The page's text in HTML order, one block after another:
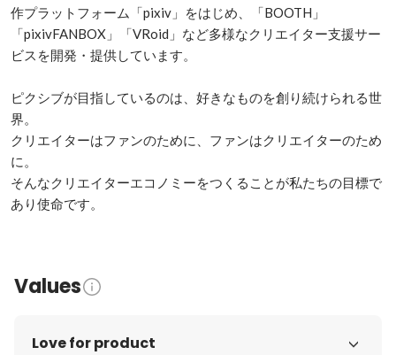
作プラットフォーム「pixiv」をはじめ、「BOOTH」
「pixivFANBOX」「VRoid」など多様なクリエイター支援サー
ビスを開発・提供しています。
ピクシブが目指しているのは、好きなものを創り続けられる世
界。
クリエイターはファンのために、ファンはクリエイターのため
に。
そんなクリエイターエコノミーをつくることが私たちの目標で
あり使命です。
Values
Love for product